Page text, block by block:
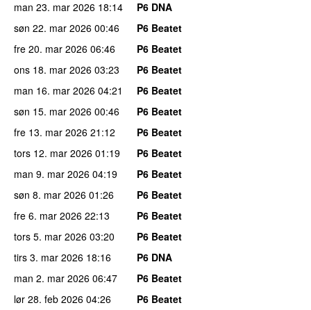
man 23. mar 2026 18:14
P6 DNA
søn 22. mar 2026 00:46
P6 Beatet
fre 20. mar 2026 06:46
P6 Beatet
ons 18. mar 2026 03:23
P6 Beatet
man 16. mar 2026 04:21
P6 Beatet
søn 15. mar 2026 00:46
P6 Beatet
fre 13. mar 2026 21:12
P6 Beatet
tors 12. mar 2026 01:19
P6 Beatet
man 9. mar 2026 04:19
P6 Beatet
søn 8. mar 2026 01:26
P6 Beatet
fre 6. mar 2026 22:13
P6 Beatet
tors 5. mar 2026 03:20
P6 Beatet
tirs 3. mar 2026 18:16
P6 DNA
man 2. mar 2026 06:47
P6 Beatet
lør 28. feb 2026 04:26
P6 Beatet